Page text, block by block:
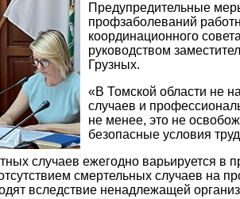
Предупредительные
профзаболеваний
координационного
руководством
Грузных.
«В Томской области не
случаев и
не менее, это не
безопасные условия
случаев ежегодно варьируется в
смертельных случаев
вследствие ненадлежащей